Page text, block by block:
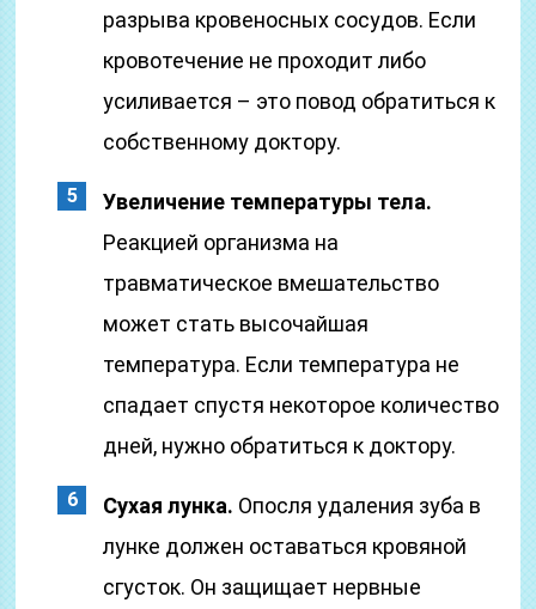
разрыва кровеносных сосудов. Если
кровотечение не проходит либо
усиливается – это повод обратиться к
собственному доктору.
Увеличение температуры тела.
Реакцией организма на
травматическое вмешательство
может стать высочайшая
температура. Если температура не
спадает спустя некоторое количество
дней, нужно обратиться к доктору.
Сухая лунка. Опосля удаления зуба в
лунке должен оставаться кровяной
сгусток. Он защищает нервные